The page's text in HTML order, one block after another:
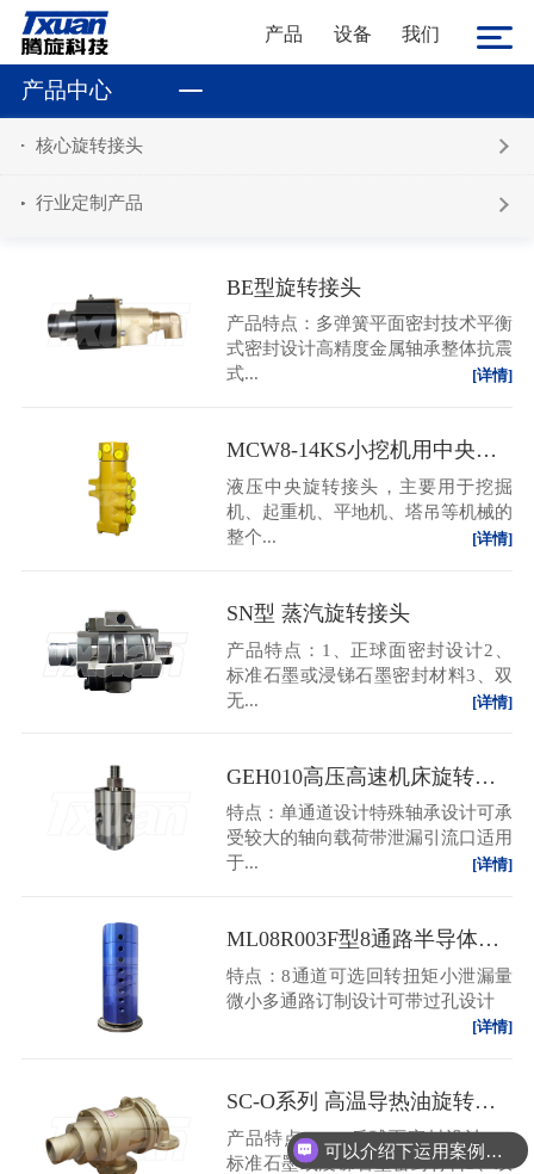
产品 设备 我们
产品中心
核心旋转接头
行业定制产品
BE型旋转接头
产品特点：多弹簧平面密封技术平衡
式密封设计高精度金属轴承整体抗震
式...
[详情]
MCW8-14KS小挖机用中央回转接头
液压中央旋转接头，主要用于挖掘
机、起重机、平地机、塔吊等机械的
整个...
[详情]
SN型 蒸汽旋转接头
产品特点：1、正球面密封设计2、
标准石墨或浸锑石墨密封材料3、双
无...
[详情]
GEH010高压高速机床旋转接头
特点：单通道设计特殊轴承设计可承
受较大的轴向载荷带泄漏引流口适用
于...
[详情]
ML08R003F型8通路半导体专用减薄机抛光机旋转接头
特点：8通道可选回转扭矩小泄漏量
微小多通路订制设计可带过孔设计
[详情]
SC-O系列 高温导热油旋转接头
产品特点：1、反球面密封设计2、
标准石墨或浸锑石墨密封材料3、双